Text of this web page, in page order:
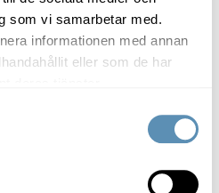
som vi samarbetar med.
informationen med annan
eller som de har
– nytt kontor möjliggör